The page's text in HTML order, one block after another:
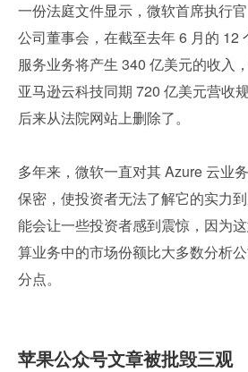
一份法庭文件显示，微软首席执行
公司董事会，在截至去年 6 月的 12
服务业务将产生 340 亿美元的收入
亚马逊云科技同期 720 亿美元营收
后来从法院网站上删除了。
多年来，微软一直对其 Azure 云业
保密，使投资者无法了解它的实力
能会让一些投资者感到震惊，因为
算业务中的市场份额比大多数分析
分点。
苹果公众号文章被批毁三观